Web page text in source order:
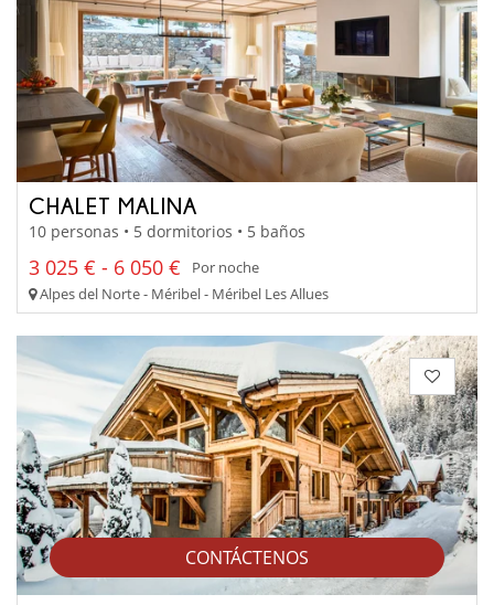
CONTÁCTENOS
CHALET MALINA
10 personas • 5 dormitorios • 5 baños
3 025 € - 6 050 €
Por noche
Alpes del Norte - Méribel - Méribel Les Allues